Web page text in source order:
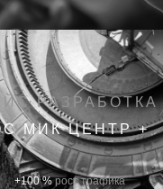
РАЗРАБОТКА
МИК ЦЕНТР +
+100 %рост трафика